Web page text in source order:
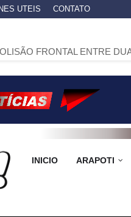
UTEIS CONTATO
ENTRE DUAS FIAT
INICIO ARAPOTI